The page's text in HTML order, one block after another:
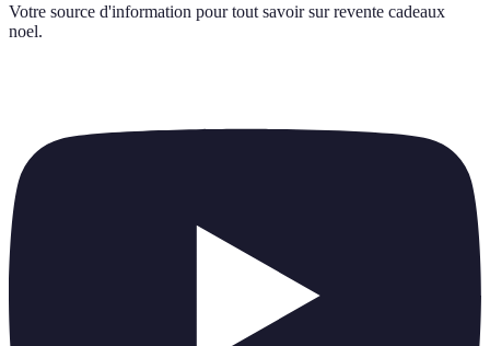
Votre source d'information pour tout savoir sur revente cadeaux
noel.